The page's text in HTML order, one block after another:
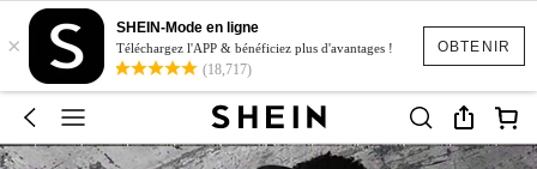
OBTENIR
×
SHEIN-Mode en ligne
Téléchargez l'APP & bénéficiez plus d'avantages !
(18,717)